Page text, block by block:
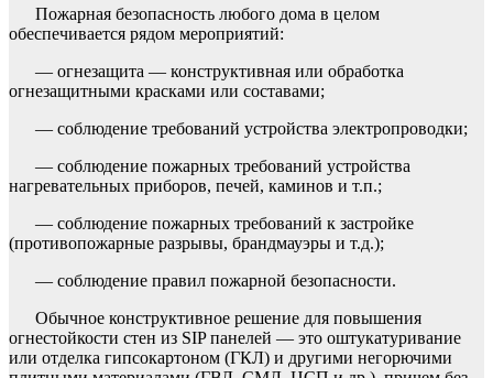
Пожарная безопасность любого дома в целом
обеспечивается рядом мероприятий:
— огнезащита — конструктивная или обработка
огнезащитными красками или составами;
— соблюдение требований устройства электропроводки;
— соблюдение пожарных требований устройства
нагревательных приборов, печей, каминов и т.п.;
— соблюдение пожарных требований к застройке
(противопожарные разрывы, брандмауэры и т.д.);
— соблюдение правил пожарной безопасности.
Обычное конструктивное решение для повышения
огнестойкости стен из SIP панелей — это оштукатуривание
или отделка гипсокартоном (ГКЛ) и другими негорючими